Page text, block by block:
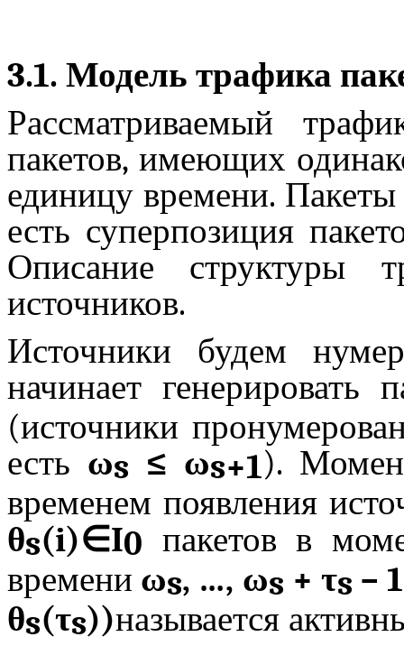
3.1. Модель трафика
Рассматриваемый
пакетов, имеющих
единицу времени.
есть суперпозиция
Описание структуры
источников.
Источники будем
начинает
(источники
есть ωs ≤ ωs+1).
временем появления
θs(i)∈I0 пакетов в
времени ωs, …, ωs + τs – 1
θs(τs))называется